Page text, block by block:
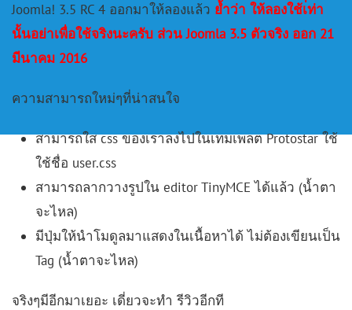
Joomla! 3.5 RC 4 ออกมาให้ลองแล้ว ย้ำว่า ให้ลองใช้เ่ท่า
นั้นอย่าเพื่อใช้จริงนะครับ ส่วน Joomla 3.5 ตัวจริง ออก 21
มีนาคม 2016
ความสามารถใหม่ๆที่น่าสนใจ
สามารถใส css ของเราลงไปในเทมเพลต Protostar ใช้
ใช้ชื่อ user.css
สามารถลากวางรูปใน editor TinyMCE ได้แล้ว (น้ำตา
จะไหล)
มีปุ่มให้นำโมดูลมาแสดงในเนื้อหาได้ ไม่ต้องเขียนเป็น
Tag (น้ำตาจะไหล)
จริงๆมีอีกมาเยอะ เดี่ยวจะทำ รีวิวอีกที